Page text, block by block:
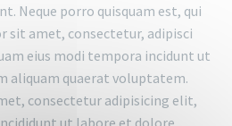
Neque porro quisquam est, qui
sit amet, consectetur, adipisci
eius modi tempora incidunt ut
aliquam quaerat voluptatem.
consectetur adipisicing elit,
ut labore et dolore